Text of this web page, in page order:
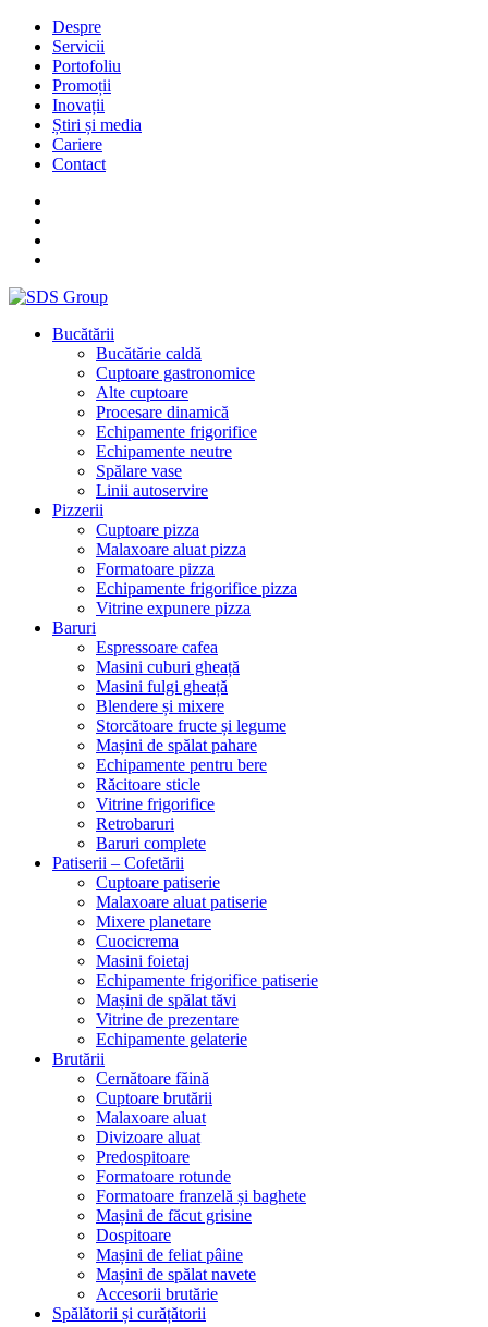
Despre
Servicii
Portofoliu
Promoții
Inovații
Știri și media
Cariere
Contact
Bucătării
Bucătărie caldă
Cuptoare gastronomice
Alte cuptoare
Procesare dinamică
Echipamente frigorifice
Echipamente neutre
Spălare vase
Linii autoservire
Pizzerii
Cuptoare pizza
Malaxoare aluat pizza
Formatoare pizza
Echipamente frigorifice pizza
Vitrine expunere pizza
Baruri
Espressoare cafea
Masini cuburi gheață
Masini fulgi gheață
Blendere și mixere
Storcătoare fructe și legume
Mașini de spălat pahare
Echipamente pentru bere
Răcitoare sticle
Vitrine frigorifice
Retrobaruri
Baruri complete
Patiserii – Cofetării
Cuptoare patiserie
Malaxoare aluat patiserie
Mixere planetare
Cuocicrema
Masini foietaj
Echipamente frigorifice patiserie
Mașini de spălat tăvi
Vitrine de prezentare
Echipamente gelaterie
Brutării
Cernătoare făină
Cuptoare brutării
Malaxoare aluat
Divizoare aluat
Predospitoare
Formatoare rotunde
Formatoare franzelă și baghete
Mașini de făcut grisine
Dospitoare
Mașini de feliat pâine
Mașini de spălat navete
Accesorii brutărie
Spălătorii și curățătorii